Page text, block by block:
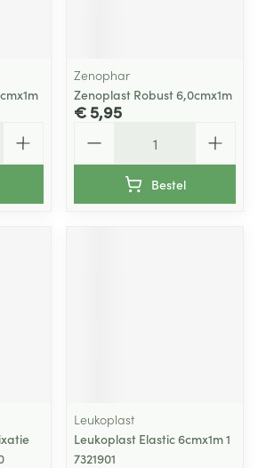
Zenophar
Zenoplast Robust 6,0cmx1m
€ 5,95
Bestel
Leukoplast
Leukoplast Elastic 6cmx1m 1
7321901